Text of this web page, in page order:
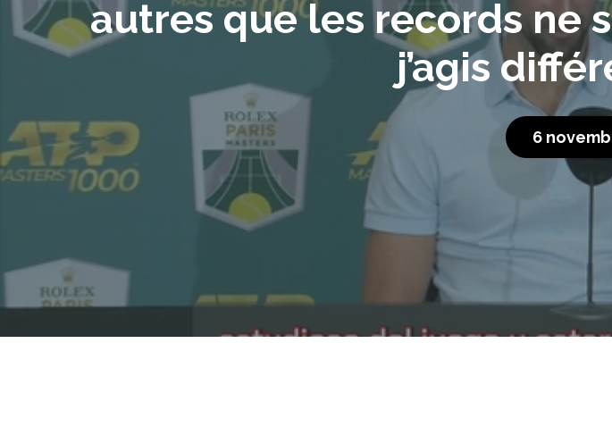
autres que les records ne
j’agis
6